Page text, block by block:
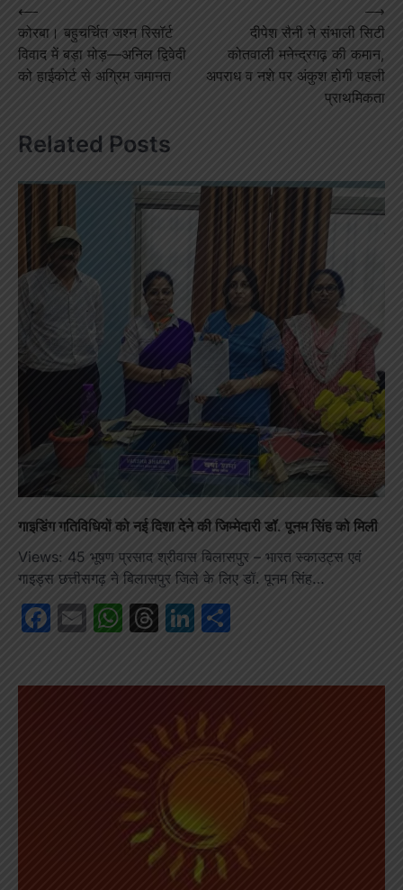
Post
navigation
⟵
कोरबा। बहुचर्चित जश्न रिसॉर्ट
विवाद में बड़ा मोड़—अनिल द्विवेदी
को हाईकोर्ट से अग्रिम जमानत
दीपेश सैनी ने संभाली सिटी
कोतवाली मनेन्द्रगढ़ की कमान,
अपराध व नशे पर अंकुश होगी पहली
प्राथमिकता
⟶
Related Posts
गाइडिंग गतिविधियों को नई दिशा देने की जिम्मेदारी डॉ. पूनम सिंह को मिली
Views: 45 भूषण प्रसाद श्रीवास बिलासपुर – भारत स्काउट्स एवं
गाइड्स छत्तीसगढ़ ने बिलासपुर जिले के लिए डॉ. पूनम सिंह…
Facebook
EmailWhatsApp
Threads
LinkedIn